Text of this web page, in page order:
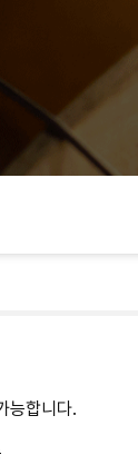
능합니다.